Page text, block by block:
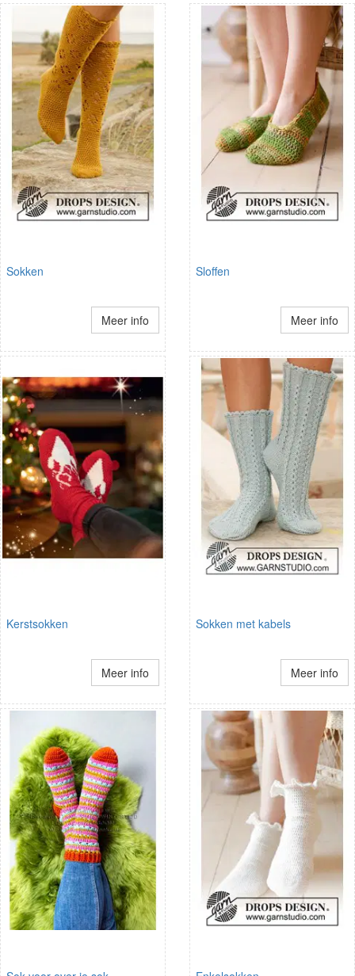
Sokken
Meer info
Sloffen
Meer info
Kerstsokken
Meer info
Sokken met kabels
Meer info